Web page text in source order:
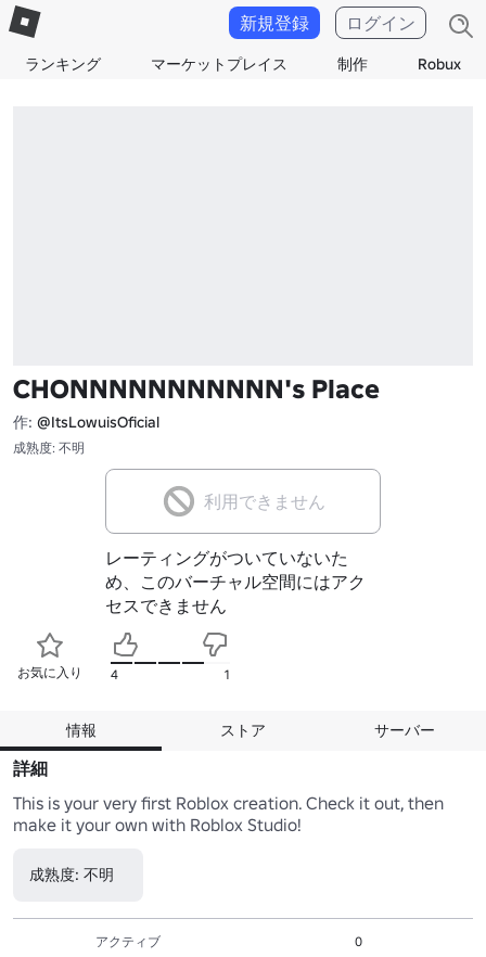
ランキング マーケットプレイス 制作 Robux
新規登録 ログイン
CHONNNNNNNNNNN's Place
作: @ItsLowuisOficial
成熟度: 不明
利用できません
レーティングがついていないた
め、このバーチャル空間にはアク
セスできません
お気に入り 4 1
情報 ストア サーバー
詳細
This is your very first Roblox creation. Check it out, then
make it your own with Roblox Studio!
成熟度: 不明
アクティブ
0